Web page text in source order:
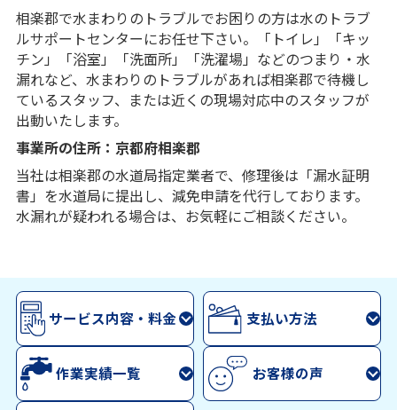
相楽郡で水まわりのトラブルでお困りの方は水のトラブ
ルサポートセンターにお任せ下さい。「トイレ」「キッ
チン」「浴室」「洗面所」「洗濯場」などのつまり・水
漏れなど、水まわりのトラブルがあれば相楽郡で待機し
ているスタッフ、または近くの現場対応中のスタッフが
出動いたします。
事業所の住所：京都府相楽郡
当社は相楽郡の水道局指定業者で、修理後は「漏水証明
書」を水道局に提出し、減免申請を代行しております。
水漏れが疑われる場合は、お気軽にご相談ください。
サービス内容・料金 支払い方法
作業実績一覧 お客様の声